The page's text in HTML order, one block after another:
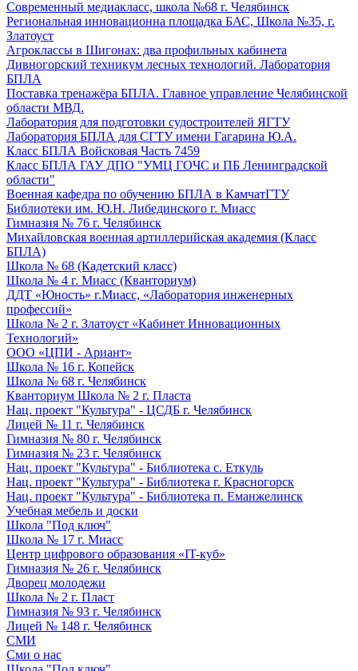
Современный медиакласс, школа №68 г. Челябинск
Региональная инновационна площадка БАС, Школа №35, г.
Златоуст
Агроклассы в Шигонах: два профильных кабинета
Дивногорский техникум лесных технологий. Лаборатория
БПЛА
Поставка тренажёра БПЛА. Главное управление Челябинской
области МВД.
Лаборатория для подготовки судостроителей ЯГТУ
Лаборатория БПЛА для СГТУ имени Гагарина Ю.А.
Класс БПЛА Войсковая Часть 7459
Класс БПЛА ГАУ ДПО "УМЦ ГОЧС и ПБ Ленинградской
области"
Военная кафедра по обучению БПЛА в КамчатГТУ
Библиотеки им. Ю.Н. Либединского г. Миасс
Гимназия № 76 г. Челябинск
Михайловская военная артиллерийская академия (Класс
БПЛА)
Школа № 68 (Кадетский класс)
Школа № 4 г. Миасс (Кванториум)
ДДТ «Юность» г.Миасс, «Лаборатория инженерных
профессий»
Школа № 2 г. Златоуст «Кабинет Инновационных
Технологий»
ООО «ЦПИ - Ариант»
Школа № 16 г. Копейск
Школа № 68 г. Челябинск
Кванториум Школа № 2 г. Пласта
Нац. проект "Культура" - ЦСДБ г. Челябинск
Лицей № 11 г. Челябинск
Гимназия № 80 г. Челябинск
Гимназия № 23 г. Челябинск
Нац. проект "Культура" - Библиотека с. Еткуль
Нац. проект "Культура" - Библиотека г. Красногорск
Нац. проект "Культура" - Библиотека п. Еманжелинск
Учебная мебель и доски
Школа "Под ключ"
Школа № 17 г. Миасс
Центр цифрового образования «IT-куб»
Гимназия № 26 г. Челябинск
Дворец молодежи
Школа № 2 г. Пласт
Гимназия № 93 г. Челябинск
Лицей № 148 г. Челябинск
СМИ
Сми о нас